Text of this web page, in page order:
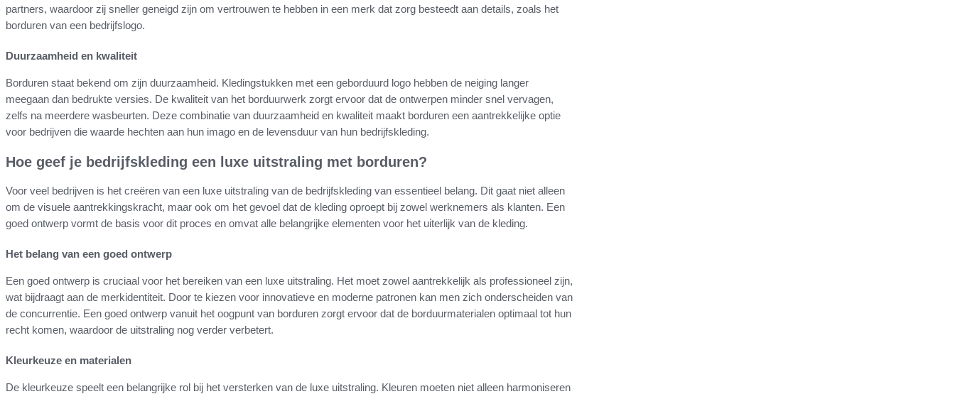
partners, waardoor zij sneller geneigd zijn om vertrouwen te hebben in een merk dat zorg besteedt aan details, zoals het
borduren van een bedrijfslogo.
Duurzaamheid en kwaliteit
Borduren staat bekend om zijn duurzaamheid. Kledingstukken met een geborduurd logo hebben de neiging langer
meegaan dan bedrukte versies. De kwaliteit van het borduurwerk zorgt ervoor dat de ontwerpen minder snel vervagen,
zelfs na meerdere wasbeurten. Deze combinatie van duurzaamheid en kwaliteit maakt borduren een aantrekkelijke optie
voor bedrijven die waarde hechten aan hun imago en de levensduur van hun bedrijfskleding.
Hoe geef je bedrijfskleding een luxe uitstraling met borduren?
Voor veel bedrijven is het creëren van een luxe uitstraling van de bedrijfskleding van essentieel belang. Dit gaat niet alleen
om de visuele aantrekkingskracht, maar ook om het gevoel dat de kleding oproept bij zowel werknemers als klanten. Een
goed ontwerp vormt de basis voor dit proces en omvat alle belangrijke elementen voor het uiterlijk van de kleding.
Het belang van een goed ontwerp
Een goed ontwerp is cruciaal voor het bereiken van een luxe uitstraling. Het moet zowel aantrekkelijk als professioneel zijn,
wat bijdraagt aan de merkidentiteit. Door te kiezen voor innovatieve en moderne patronen kan men zich onderscheiden van
de concurrentie. Een goed ontwerp vanuit het oogpunt van borduren zorgt ervoor dat de borduurmaterialen optimaal tot hun
recht komen, waardoor de uitstraling nog verder verbetert.
Kleurkeuze en materialen
De kleurkeuze speelt een belangrijke rol bij het versterken van de luxe uitstraling. Kleuren moeten niet alleen harmoniseren